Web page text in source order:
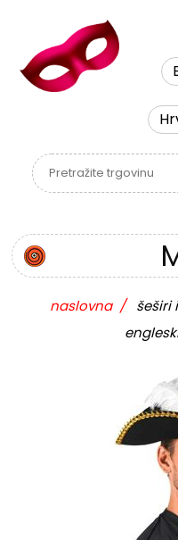
naslovna / šeširi